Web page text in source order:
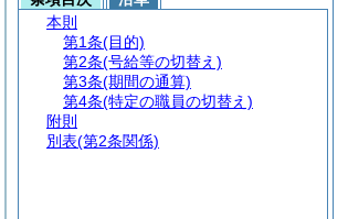
本則
第1条(目的)
第2条(号給等の切替え)
第3条(期間の通算)
第4条(特定の職員の切替え)
附則
別表(第2条関係)